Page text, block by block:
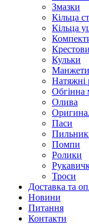
Змазки
Кільца
Кільца
Кульки
Манжети
Натяжні
Обгінна
Олива
Паси
Помпи
Ролики
Троси
Доставка та
Новини
Питання
Контакти